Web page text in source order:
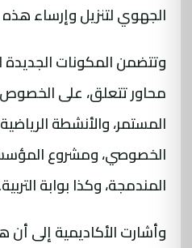
الجهوي لتنزيل وإرساء
وتتضمن المكونات الجديدة
محاور تتعلق، على
المستمر، والأنشطة
الخصوصي، ومشروع
المندمجة، وكذا بوابة التربية.
وأشارت الأكاديمية إلى أن